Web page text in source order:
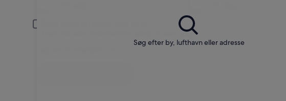
Søg efter by, lufthavn eller adresse
Unge eller ældre førere kan blive pålagt et ekstra gebyr.